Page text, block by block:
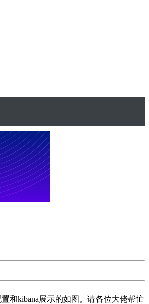
和kibana展示的如图。请各位大佬帮忙